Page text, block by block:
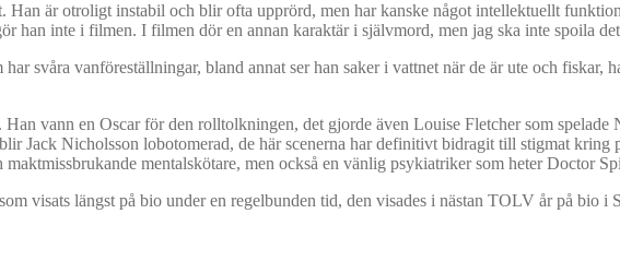
Han är otroligt instabil och blir ofta upprörd, men har kanske något intellektuellt
han inte i filmen. I filmen dör en annan karaktär i självmord, men jag ska inte spoila
svåra vanföreställningar, bland annat ser han saker i vattnet när de är ute och fiskar,
vann en Oscar för den rolltolkningen, det gjorde även Louise Fletcher som
Jack Nicholsson lobotomerad, de här scenerna har definitivt bidragit till stigmat kring
mentalskötare, men också en vänlig psykiatriker som heter Doctor
visats längst på bio under en regelbunden tid, den visades i nästan TOLV år på bio i